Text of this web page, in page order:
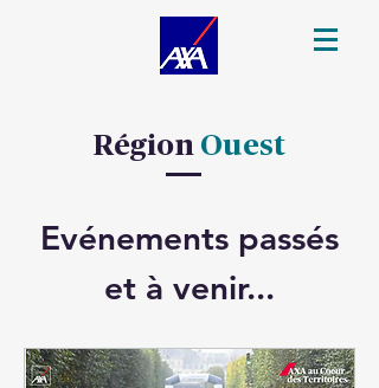
Région Ouest
Evénements passés
et à venir...